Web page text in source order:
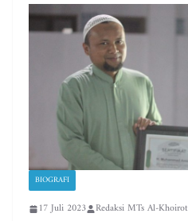
BIOGRAFI
17 Juli 2023 Redaksi MTs Al-Khoirot